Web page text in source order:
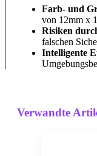
Farb- und
von 12mm x
Risiken
falschen
Intelligente
Verwandte